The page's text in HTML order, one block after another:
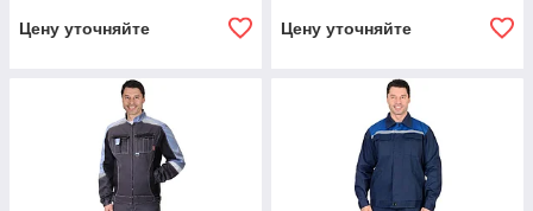
Цену уточняйте Цену уточняйте